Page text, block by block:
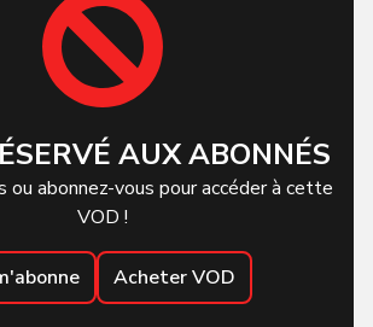
AUX ABONNÉS
ou abonnez-vous pour accéder à cette
VOD !
Acheter VOD